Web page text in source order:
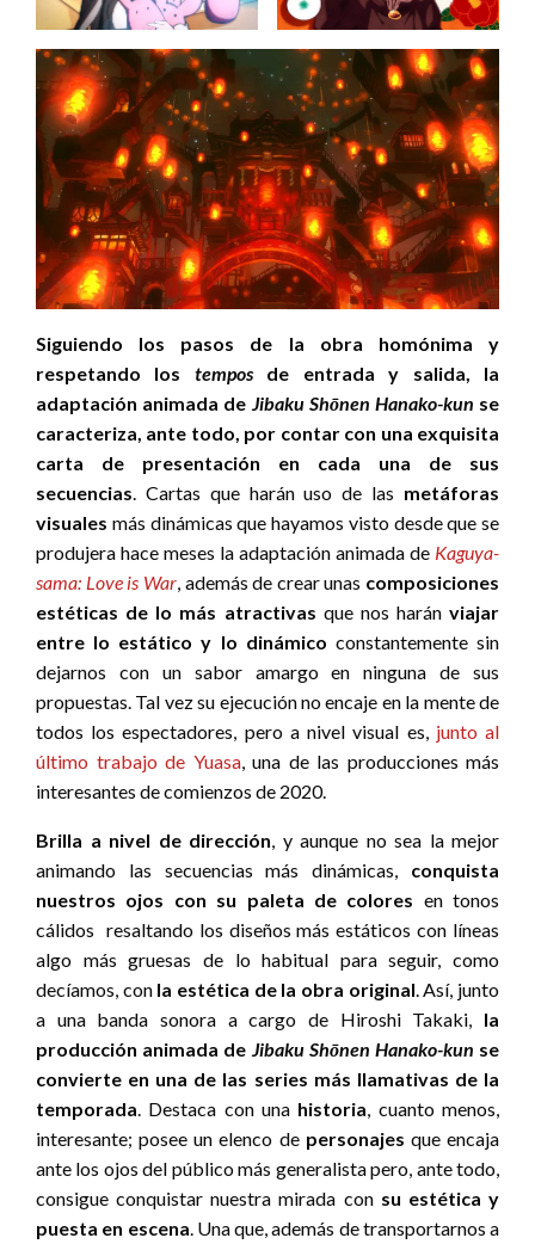
Siguiendo los pasos de la obra homónima y
respetando los temposde entrada y salida, la
adaptación animada de Jibaku Shōnen Hanako-kun se
caracteriza, ante todo, por contar con una exquisita
carta de presentación en cada una de sus
secuencias. Cartas que harán uso de las metáforas
visuales más dinámicas que hayamos visto desde que se
produjera hace meses la adaptación animada de Kaguya-
sama: Love is War, además de crear unas composiciones
estéticas de lo más atractivas que nos harán viajar
entre lo estático y lo dinámico constantemente sin
dejarnos con un sabor amargo en ninguna de sus
propuestas. Tal vez su ejecución no encaje en la mente de
todos los espectadores, pero a nivel visual es, junto al
último trabajo de Yuasa, una de las producciones más
interesantes de comienzos de 2020.
Brilla a nivel de dirección, y aunque no sea la mejor
animando las secuencias más dinámicas, conquista
nuestros ojos con su paleta de colores en tonos
cálidos resaltando los diseños más estáticos con líneas
algo más gruesas de lo habitual para seguir, como
decíamos, con la estética de la obra original. Así, junto
a una banda sonora a cargo de Hiroshi Takaki, la
producción animada de Jibaku Shōnen Hanako-kun se
convierte en una de las series más llamativas de la
temporada. Destaca con una historia, cuanto menos,
interesante; posee un elenco de personajes que encaja
ante los ojos del público más generalista pero, ante todo,
consigue conquistar nuestra mirada con su estética y
puesta en escena. Una que, además de transportarnos a